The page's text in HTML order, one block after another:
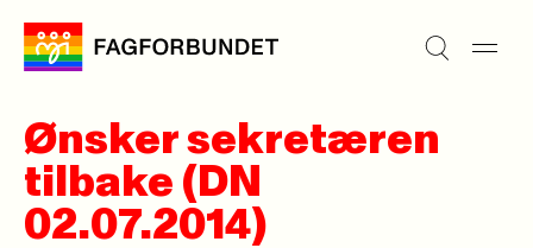
Ønsker sekretæren
tilbake (DN
02.07.2014)